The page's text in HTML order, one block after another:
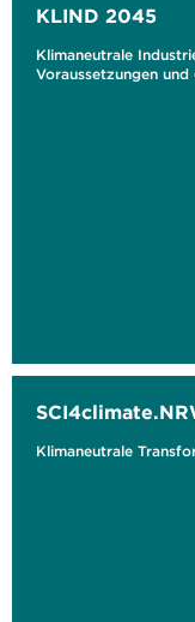
KLIND 2045
Klimaneutrale
Voraussetzungen
Klimaneutrale